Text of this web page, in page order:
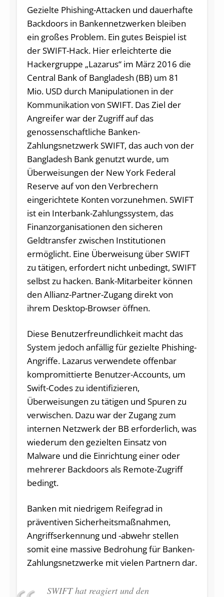
Gezielte Phishing-Attacken und dauerhafte
Backdoors in Bankennetzwerken bleiben
ein großes Problem. Ein gutes Beispiel ist
der SWIFT-Hack. Hier erleichterte die
Hackergruppe „Lazarus“ im März 2016 die
Central Bank of Bangladesh (BB) um 81
Mio. USD durch Manipulationen in der
Kommunikation von SWIFT. Das Ziel der
Angreifer war der Zugriff auf das
genossenschaftliche Banken-
Zahlungsnetzwerk SWIFT, das auch von der
Bangladesh Bank genutzt wurde, um
Überweisungen der New York Federal
Reserve auf von den Verbrechern
eingerichtete Konten vorzunehmen. SWIFT
ist ein Interbank-Zahlungssystem, das
Finanzorganisationen den sicheren
Geldtransfer zwischen Institutionen
ermöglicht. Eine Überweisung über SWIFT
zu tätigen, erfordert nicht unbedingt, SWIFT
selbst zu hacken. Bank-Mitarbeiter können
den Allianz-Partner-Zugang direkt von
ihrem Desktop-Browser öffnen.
Diese Benutzerfreundlichkeit macht das
System jedoch anfällig für gezielte Phishing-
Angriffe. Lazarus verwendete offenbar
kompromittierte Benutzer-Accounts, um
Swift-Codes zu identifizieren,
Überweisungen zu tätigen und Spuren zu
verwischen. Dazu war der Zugang zum
internen Netzwerk der BB erforderlich, was
wiederum den gezielten Einsatz von
Malware und die Einrichtung einer oder
mehrerer Backdoors als Remote-Zugriff
bedingt.
Banken mit niedrigem Reifegrad in
präventiven Sicherheitsmaßnahmen,
Angriffserkennung und -abwehr stellen
somit eine massive Bedrohung für Banken-
Zahlungsnetzwerke mit vielen Partnern dar.
SWIFT hat reagiert und den